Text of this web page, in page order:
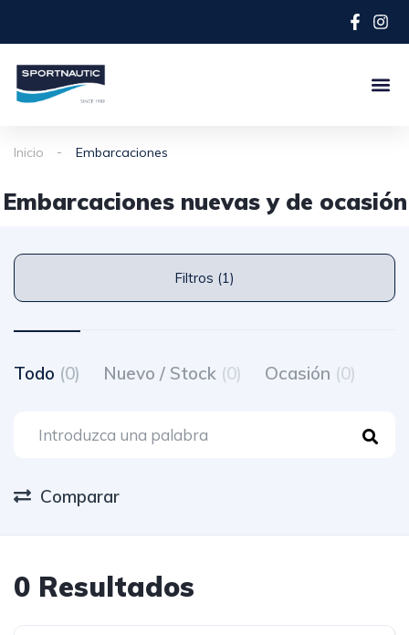
Inicio Embarcaciones
Embarcaciones nuevas y de ocasión
Filtros (1)
Todo (0) Nuevo / Stock (0) Ocasión (0)
Comparar
0 Resultados